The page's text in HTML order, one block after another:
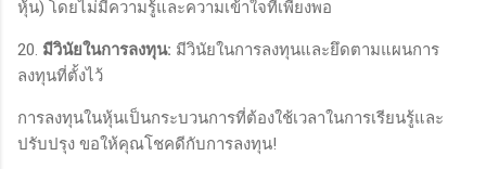
หุ้น) โดยไม่มีความรู้และความเข้าใจที่เพียงพอ
20. มีวินัยในการลงทุน: มีวินัยในการลงทุนและยึดตามแผนการ
ลงทุนที่ตั้งไว้
การลงทุนในหุ้นเป็นกระบวนการที่ต้องใช้เวลาในการเรียนรู้และ
ปรับปรุง ขอให้คุณโชคดีกับการลงทุน!